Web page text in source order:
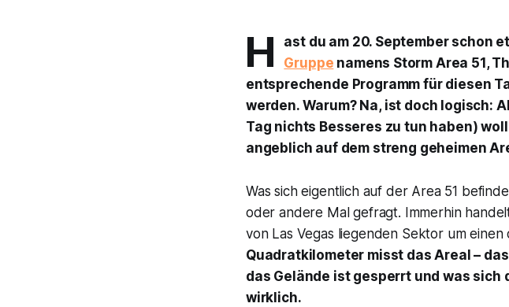
H ast du am 20. September schon
Gruppe namens Storm Area 51,
entsprechende Programm für diesen
werden. Warum? Na, ist doch logisch:
Tag nichts Besseres zu tun haben)
angeblich auf dem streng geheimen
Was sich eigentlich auf der Area 51
oder andere Mal gefragt. Immerhin
von Las Vegas liegenden Sektor um
Quadratkilometer misst das Areal –
das Gelände ist gesperrt und was
wirklich.